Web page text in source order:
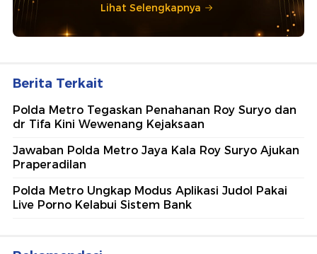
Lihat Selengkapnya
Berita Terkait
Polda Metro Tegaskan Penahanan Roy Suryo dan
dr Tifa Kini Wewenang Kejaksaan
Jawaban Polda Metro Jaya Kala Roy Suryo Ajukan
Praperadilan
Polda Metro Ungkap Modus Aplikasi Judol Pakai
Live Porno Kelabui Sistem Bank